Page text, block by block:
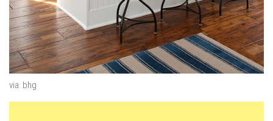
via: bhg